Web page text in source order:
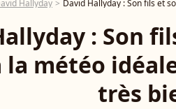
Hallyday David Hallyday : Son fils et
: Son
la météo
très